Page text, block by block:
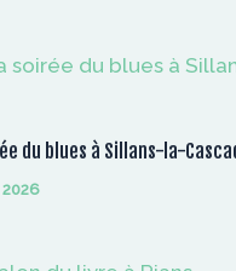
du blues à Sillans-la-